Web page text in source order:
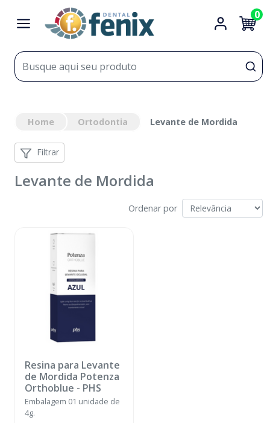
0
Home Ortodontia Levante de Mordida
Filtrar
Levante de Mordida
Ordenar por
Resina para Levante
de Mordida Potenza
Orthoblue - PHS
Embalagem 01 unidade de
4g.